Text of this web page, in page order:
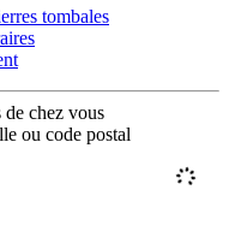
tombales
chez vous
ou code postal